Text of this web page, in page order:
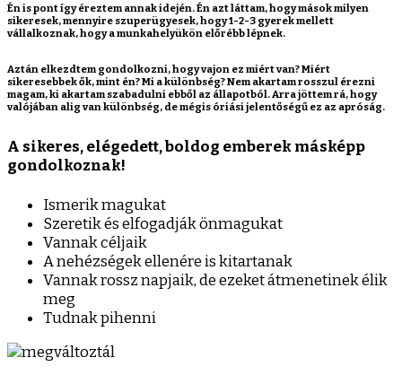
Én is pont így éreztem annak idején. Én azt láttam, hogy mások milyen
sikeresek, mennyire szuperügyesek, hogy 1-2-3 gyerek mellett
vállalkoznak, hogy a munkahelyükön előrébb lépnek.
Aztán elkezdtem gondolkozni, hogy vajon ez miért van? Miért
sikeresebbek ők, mint én? Mi a különbség? Nem akartam rosszul érezni
magam, ki akartam szabadulni ebből az állapotból. Arra jöttem rá, hogy
valójában alig van különbség, de mégis óriási jelentőségű ez az apróság.
A sikeres, elégedett, boldog emberek másképp
gondolkoznak!
Ismerik magukat
Szeretik és elfogadják önmagukat
Vannak céljaik
A nehézségek ellenére is kitartanak
Vannak rossz napjaik, de ezeket átmenetinek élik
meg
Tudnak pihenni